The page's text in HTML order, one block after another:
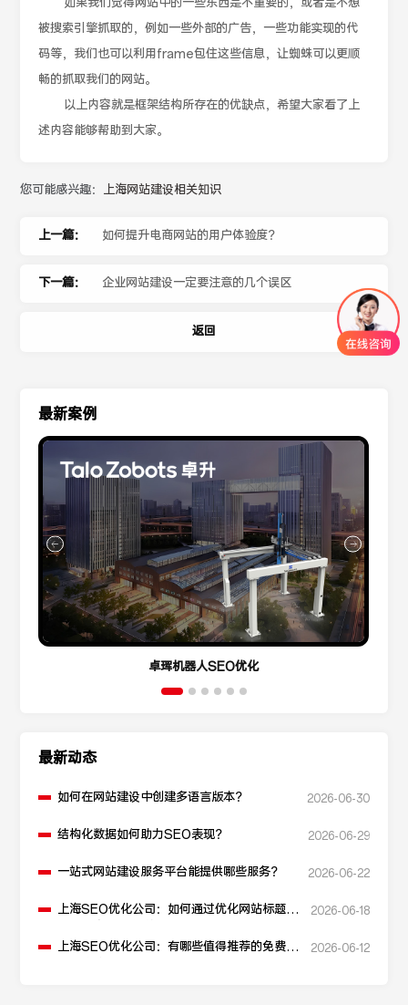
被搜索引擎抓取的，例如一些外部的广告，一些功能实现的代
码等，我们也可以利用frame包住这些信息，让蜘蛛可以更顺
畅的抓取我们的网站。
以上内容就是框架结构所存在的优缺点，希望大家看了上
述内容能够帮助到大家。
您可能感兴趣： 上海网站建设相关知识
上一篇： 如何提升电商网站的用户体验度？
下一篇： 企业网站建设一定要注意的几个误区
返回
最新案例
卓珲机器人SEO优化
最新动态
如何在网站建设中创建多语言版本？ 2026-06-30
结构化数据如何助力SEO表现？ 2026-06-29
一站式网站建设服务平台能提供哪些服务？ 2026-06-22
上海SEO优化公司：如何通过优化网站标题提
2026-06-18
上海SEO优化公司：有哪些值得推荐的免费
2026-06-12